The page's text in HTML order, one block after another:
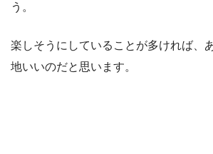
う。
楽しそうにしていることが多ければ、
地いいのだと思います。